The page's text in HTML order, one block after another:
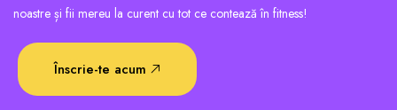
noastre și fii mereu la curent cu tot ce contează în fitness!
Înscrie-te acum